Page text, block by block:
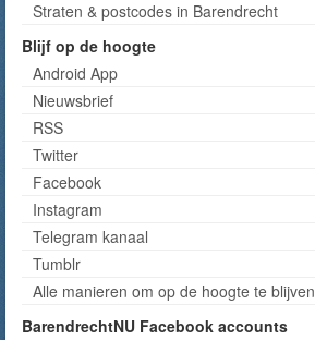
Straten & postcodes in Barendrecht
Blijf op de hoogte
Android App
Nieuwsbrief
RSS
Twitter
Facebook
Instagram
Telegram kanaal
Tumblr
Alle manieren om op de hoogte te blijven
BarendrechtNU Facebook accounts